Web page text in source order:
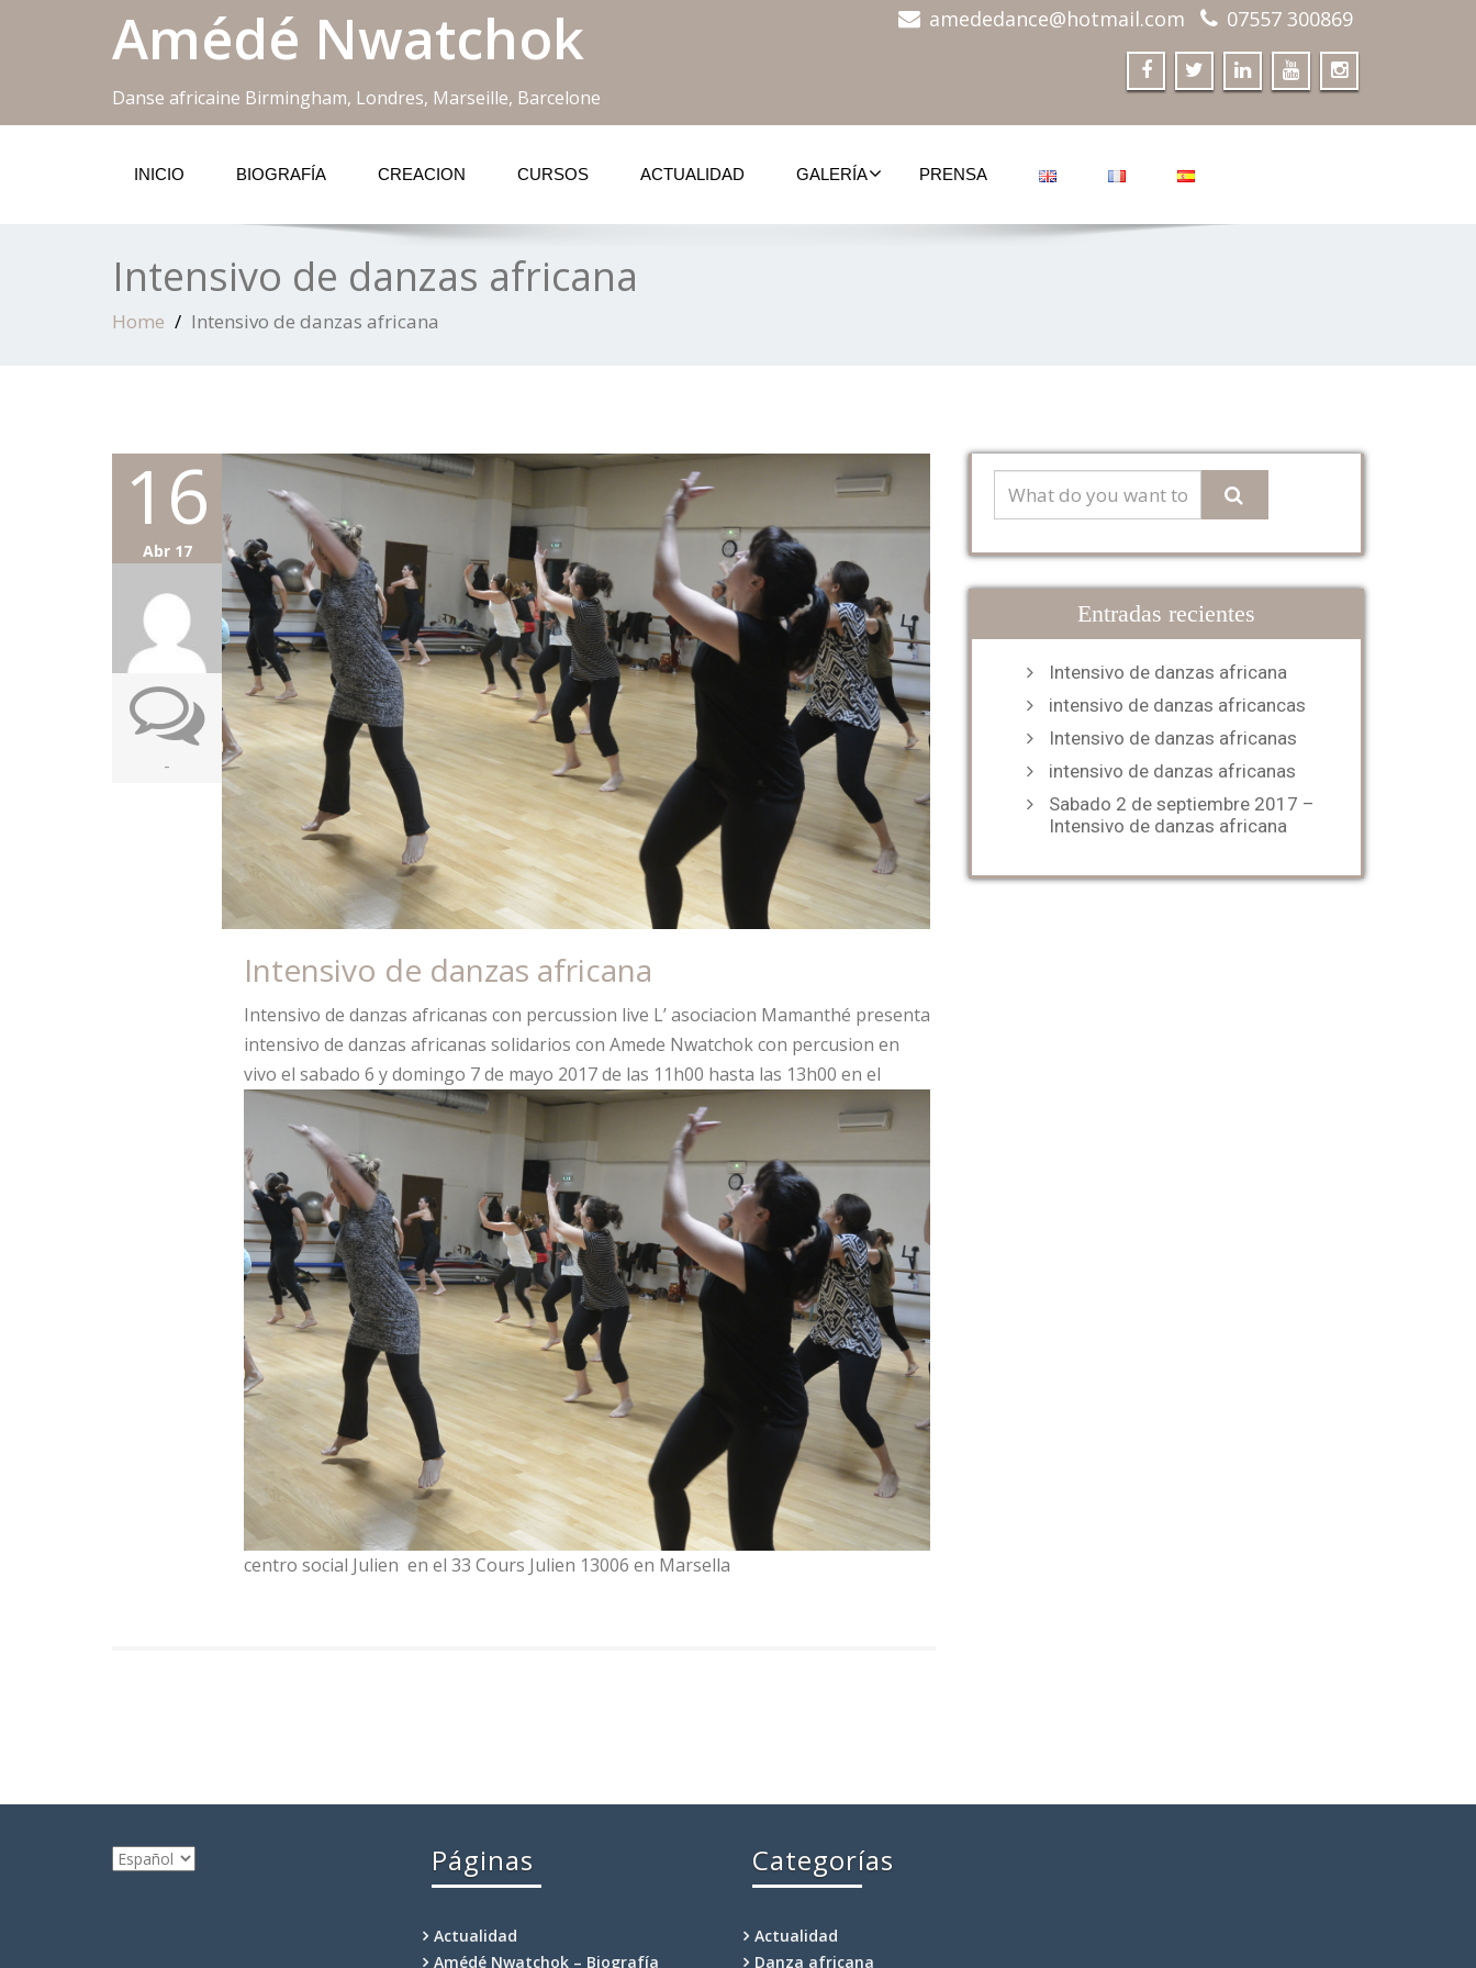
Amédé Nwatchok
Danse africaine Birmingham, Londres, Marseille, Barcelone
amededance@hotmail.com 07557 300869
INICIO BIOGRAFÍA CREACION CURSOS ACTUALIDAD GALERÍA PRENSA
Intensivo de danzas africana
Home Intensivo de danzas africana
16
Abr 17
-
Intensivo de danzas africana
Intensivo de danzas africanas con percussion live L’ asociacion Mamanthé presenta
intensivo de danzas africanas solidarios con Amede Nwatchok con percusion en
vivo el sabado 6 ydomingo 7 de mayo 2017 de las 11h00 hasta las 13h00 en el
centro social Julien en el 33 Cours Julien 13006 en Marsella
Entradas recientes
Intensivo de danzas africana
intensivo de danzas africancas
Intensivo de danzas africanas
intensivo de danzas africanas
Sabado 2 de septiembre 2017 –
Intensivo de danzas africana
Elegir
un
Páginas
Actualidad
Amédé Nwatchok – Biografía
Categorías
Actualidad
Danza africana